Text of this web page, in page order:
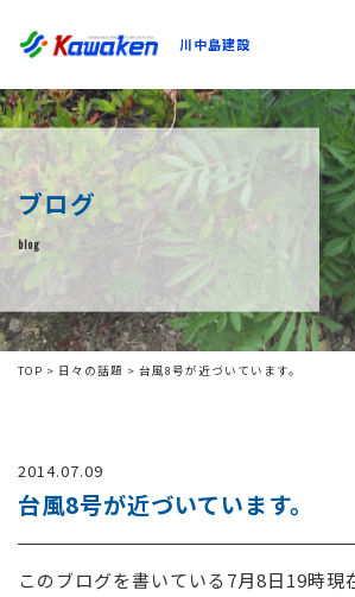
川中島建設
川中島建設
トップ
トピックス
事業内容
私たちについて
コンテンツ
採用情報
ブログ
blog
TOP > 日々の話題 > 台風8号が近づいています。
2014.07.09
台風8号が近づいています。
このブログを書いている7月8日19時現